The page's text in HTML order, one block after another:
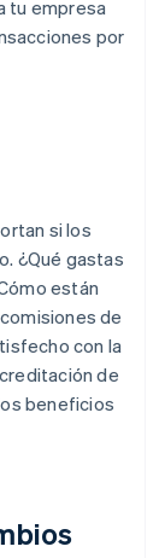
tu empresa
por
si los
¿Qué gastas
están
de
con la
de
beneficios